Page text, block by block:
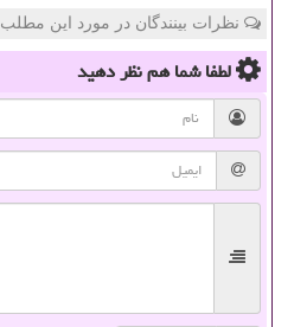
نظرات بینندگان در مورد این مطلب
لطفا شما همنظر دهید